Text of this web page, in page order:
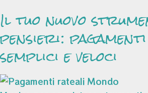
Il tuo nuovo
pensieri:
semplici e veloci